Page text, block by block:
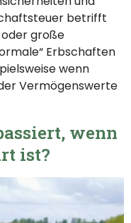
betrifft
große
Erbschaften
wenn
Vermögenswerte
wenn
ist?